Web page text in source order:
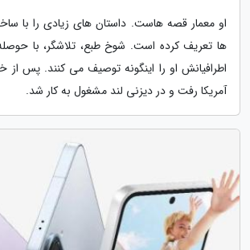
او معمار قصه هاست. داستان های زیادی را با
ها تعریف کرده است. شوخ طبع، تلاشگر، با
اطرافیانش او را اینگونه توصیف می کنند. پس از
آمریکا رفت و در دیزنی لند مشغول به کار شد.